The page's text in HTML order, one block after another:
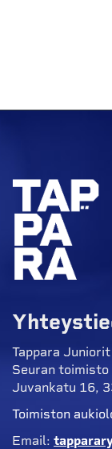
Tappara Juniorit
Seuran toimisto
Juvankatu 16,
Toimiston
Email: